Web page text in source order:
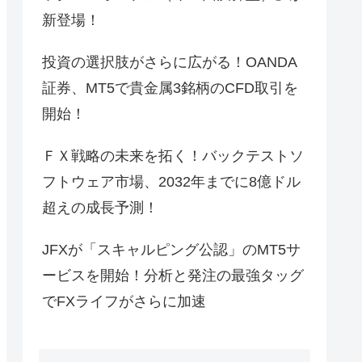
新登場！
投資の選択肢がさらに広がる！OANDA
証券、MT5で貴金属3銘柄のCFD取引を
開始！
ＦＸ戦略の未来を拓く！バックテストソ
フトウェア市場、2032年までに8億ドル
超えの成長予測！
JFXが「スキャルピング公認」のMT5サ
ービスを開始！分析と発注の最強タッグ
でFXライフがさらに加速